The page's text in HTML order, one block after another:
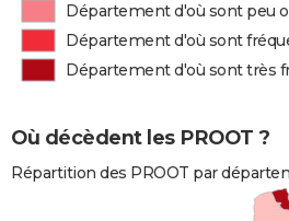
Département d'où sont peu
Département d'où sont
Département d'où sont très
Où décèdent les PROOT ?
Répartition des PROOT par